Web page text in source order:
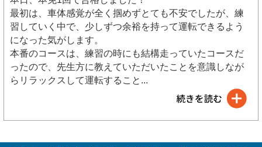
最初は、車体感覚が全く掴めずとても不安でしたが、練
習していく中で、少しずつ余裕を持って運転できるよう
になった気がします。
本番のコースは、練習の時にも結構走っていたコースだ
ったので、先生方に教えていただいたことを意識しなが
らリラックスして運転すること ...